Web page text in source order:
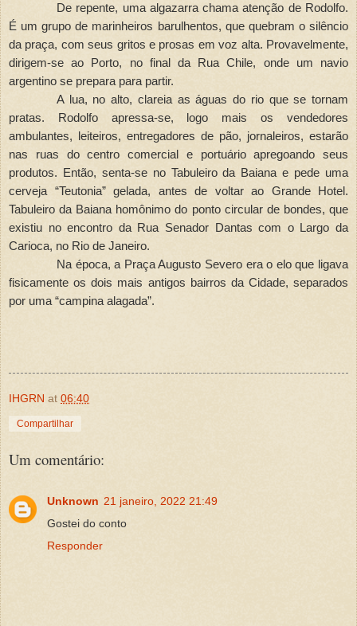
De repente, uma algazarra chama atenção de Rodolfo.
É um grupo de marinheiros barulhentos, que quebram o silêncio
da praça, com seus gritos e prosas em voz alta. Provavelmente,
dirigem-se ao Porto, no final da Rua Chile, onde um navio
argentino se prepara para partir.
A lua, no alto, clareia as águas do rio que se tornam
pratas. Rodolfo apressa-se, logo mais os vendedores
ambulantes, leiteiros, entregadores de pão, jornaleiros, estarão
nas ruas do centro comercial e portuário apregoando seus
produtos. Então, senta-se no Tabuleiro da Baiana e pede uma
cerveja “Teutonia” gelada, antes de voltar ao Grande Hotel.
Tabuleiro da Baiana homônimo do ponto circular de bondes, que
existiu no encontro da Rua Senador Dantas com o Largo da
Carioca, no Rio de Janeiro.
Na época, a Praça Augusto Severo era o elo que ligava
fisicamente os dois mais antigos bairros da Cidade, separados
por uma “campina alagada”.
IHGRN at 06:40
Compartilhar
Um comentário:
Unknown 21 janeiro, 2022 21:49
Gostei do conto
Responder